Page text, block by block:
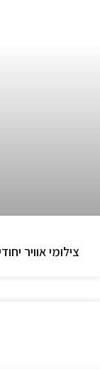
צילומי אוויר